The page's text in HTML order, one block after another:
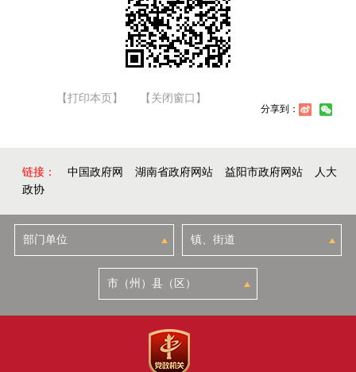
【打印本页】 【关闭窗口】
分享到：
链接： 中国政府网 湖南省政府网站 益阳市政府网站
人大
政协